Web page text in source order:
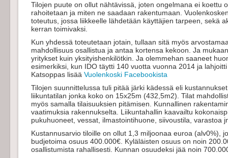
Tilojen puute on ollut nähtävissä, joten ongelmana ei koettu
rahoitetaan ja miten ne saadaan rakentumaan.
toteutus, jossa liikkeelle lähdetään käyttäjien tarpeen, sekä
kerran toimivaksi.
Kun yhdessä toteutetaan jotain, tullaan sitä myös
mahdollisuus osallistua ja antaa kortensa kekoon. Ja
yritykset kuin yksityishenkilötkin. Ja olemmehan saaneet
esimerkiksi, kun IDO täytti 140 vuotta vuonna 2014 ja
Katsoppas lisää Vuolenkoski Facebookista
Tilojen suunnittelussa tuli pitää järki kädessä eli
liikuntatilan jonka koko on 15x25m (432,5m2). Tilat
myös samalla tilaisuuksien pitämisen. Kunnallinen
vaatimuksia rakennukselta. Liikuntahallin kaavailtu
pukuhuoneet, vessat, ilmastointihuone, siivoustila, varastoa
Kustannusarvio tiloille on ollut 1,3 miljoonaa euroa (alv0%),
budjetoima osuus 400.000€. Kyläläisten osuus on noin
osallistumista rahallisesti. Kunnan osuudeksi jää noin